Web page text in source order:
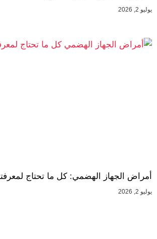
يوليو 2, 2026
أمراض الجهاز الهضمي: كل ما تحتاج
يوليو 2, 2026